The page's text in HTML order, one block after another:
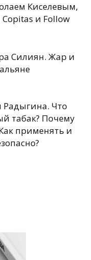
Киселевым,
и Follow
Силиян. Жар и
Радыгина. Что
табак? Почему
применять и